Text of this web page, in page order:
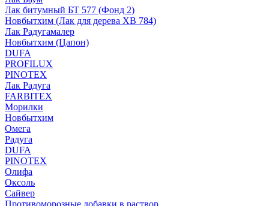
Лак битумный БТ 577 (Фонд 2)
Новбытхим (Лак для дерева ХВ 784)
Лак Радугамалер
Новбытхим (Цапон)
DUFA
PROFILUX
PINOTEX
Лак Радуга
FARBITEX
Морилки
Новбытхим
Омега
Радуга
DUFA
PINOTEX
Олифа
Оксоль
Сайвер
Противоморозные добавки в раствор